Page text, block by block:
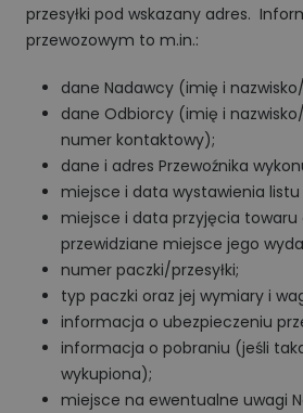
przesyłki pod wskazany adres.
przewozowym to m.in.:
dane Nadawcy (imię i
dane Odbiorcy (imię i
numer kontaktowy);
dane i adres Przewoźnika
miejsce i data wystawienia listu
miejsce i data przyjęcia towaru
przewidziane miejsce jego
numer paczki/przesyłki;
typ paczki oraz jej wymiary i
informacja o ubezpieczeniu
informacja o pobraniu (jeśli
wykupiona);
miejsce na ewentualne uwagi